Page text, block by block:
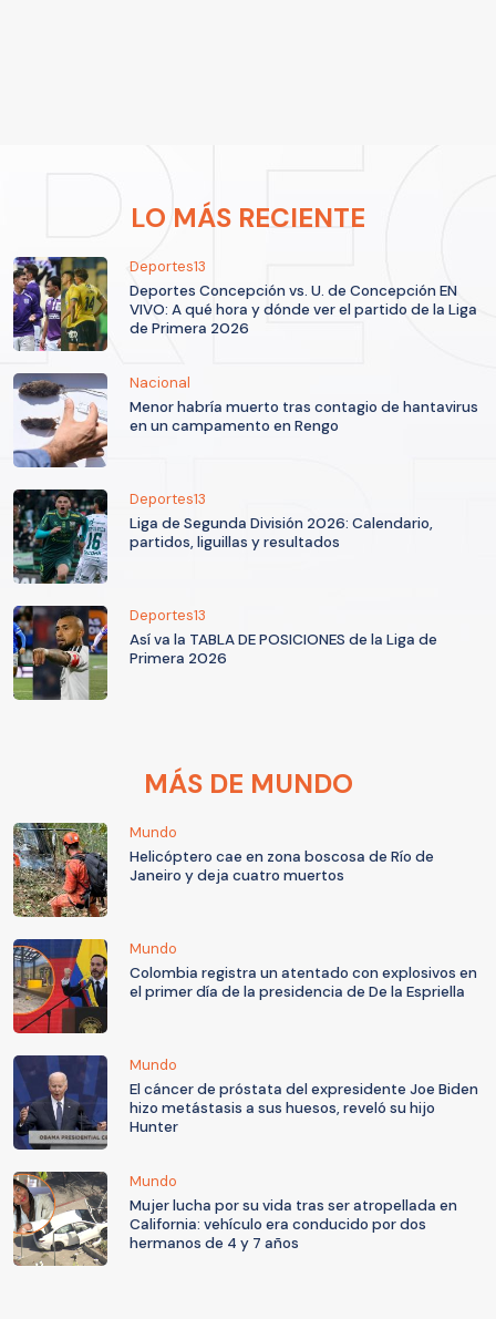
LO MÁS RECIENTE
Deportes13
Deportes Concepción vs. U. de Concepción EN
VIVO: A qué hora y dónde ver el partido de la Liga
de Primera 2026
Nacional
Menor habría muerto tras contagio de hantavirus
en un campamento en Rengo
Deportes13
Liga de Segunda División 2026: Calendario,
partidos, liguillas y resultados
Deportes13
Así va la TABLA DE POSICIONES de la Liga de
Primera 2026
MÁS DE MUNDO
Mundo
Helicóptero cae en zona boscosa de Río de
Janeiro y deja cuatro muertos
Mundo
Colombia registra un atentado con explosivos en
el primer día de la presidencia de De la Espriella
Mundo
El cáncer de próstata del expresidente Joe Biden
hizo metástasis a sus huesos, reveló su hijo
Hunter
Mundo
Mujer lucha por su vida tras ser atropellada en
California: vehículo era conducido por dos
hermanos de 4 y 7 años